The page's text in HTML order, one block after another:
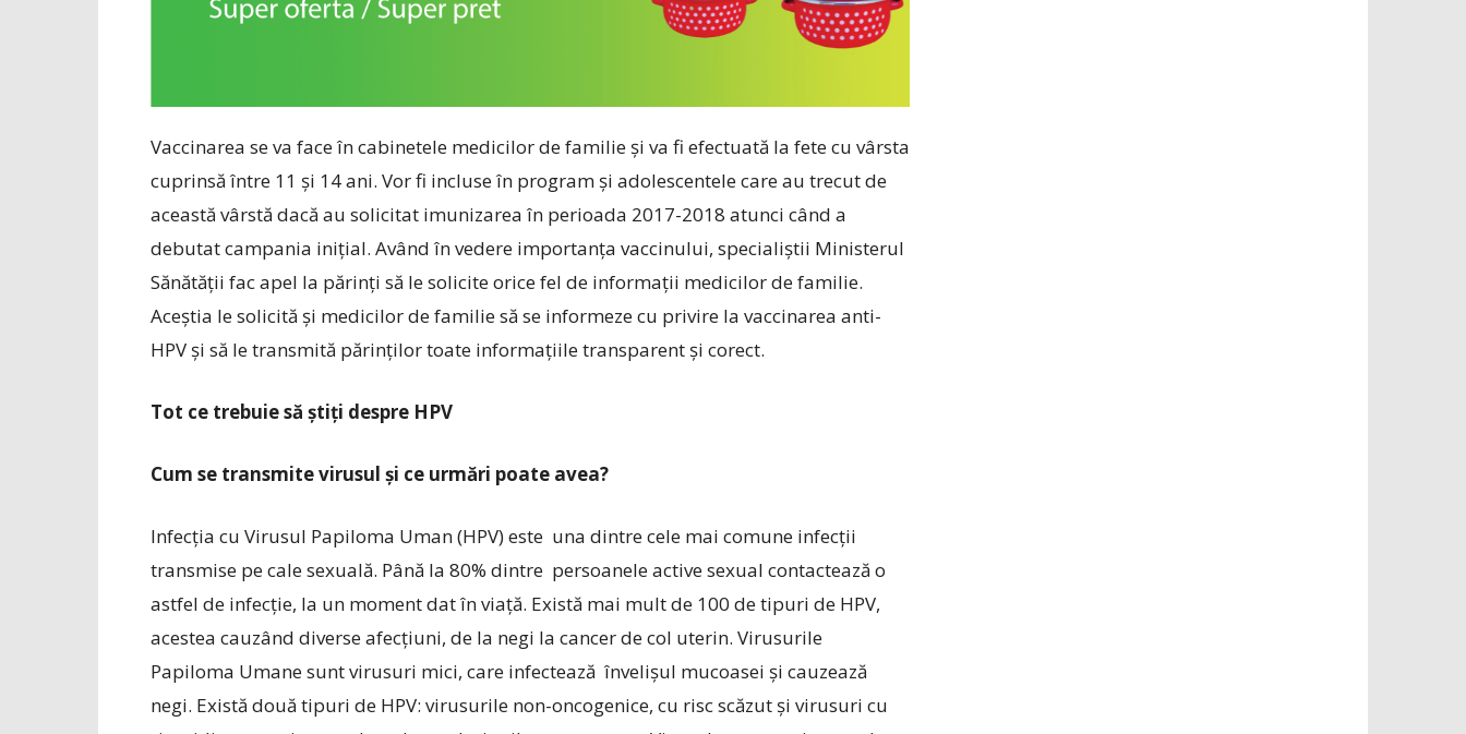
Vaccinarea se va face în cabinetele medicilor de familie și va fi efectuată la fete cu vârsta
cuprinsă între 11 și 14 ani. Vor fi incluse în program și adolescentele care au trecut de
această vârstă dacă au solicitat imunizarea în perioada 2017-2018 atunci când a
debutat campania inițial. Având în vedere importanța vaccinului, specialiștii Ministerul
Sănătății fac apel la părinți să le solicite orice fel de informații medicilor de familie.
Aceștia le solicită și medicilor de familie să se informeze cu privire la vaccinarea anti-
HPV și să le transmită părinților toate informațiile transparent și corect.
Tot ce trebuie să știți despre HPV
Cum se transmite virusul și ce urmări poate avea?
Infecția cu Virusul Papiloma Uman (HPV) este una dintre cele mai comune infecții
transmise pe cale sexuală. Până la 80% dintre persoanele active sexual contactează o
astfel de infecție, la un moment dat în viață. Există mai mult de 100 de tipuri de HPV,
acestea cauzând diverse afecțiuni, de la negi la cancer de col uterin. Virusurile
Papiloma Umane sunt virusuri mici, care infectează învelișul mucoasei și cauzează
negi. Există două tipuri de HPV: virusurile non-oncogenice, cu risc scăzut și virusuri cu